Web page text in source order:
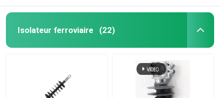
Isolateur ferroviaire (22)